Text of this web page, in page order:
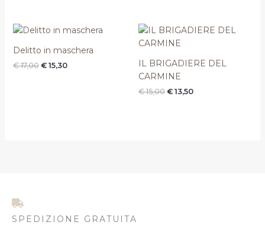
Delitto in maschera
€17,00
Il
originale
era:
€ 17,00.
€15,30
Il
attuale
è:
€ 15,30.
IL BRIGADIERE DEL
CARMINE
€15,00
Il
originale
€ 15,00.
€ 13,50
Il
€ 13,50.
SPEDIZIONE GRATUITA